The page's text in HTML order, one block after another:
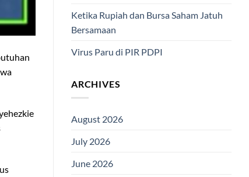
Ketika Rupiah dan Bursa Saham Jatuh
Bersamaan
Virus Paru di PIR PDPI
ARCHIVES
August 2026
July 2026
June 2026